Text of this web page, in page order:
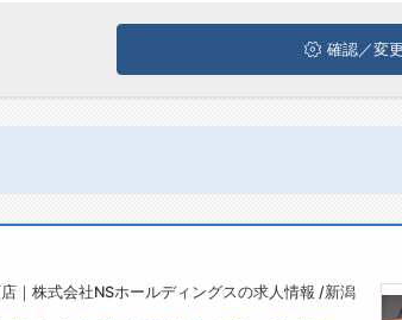
確認／変更
｜株式会社NSホールディングスの求人情報 /新潟